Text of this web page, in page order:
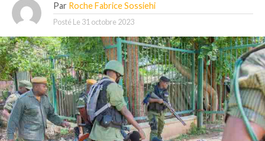
Par Roche Fabrice Sossiehi
Posté Le 31 octobre 2023